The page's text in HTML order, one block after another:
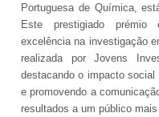
Portuguesa de Química,
Este prestigiado prémio
excelência na investigação
realizada por Jovens
destacando o impacto social
e promovendo a
resultados a um público mais